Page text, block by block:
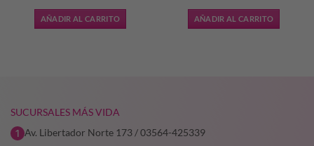
AÑADIR AL CARRITO AÑADIR AL CARRITO
SUCURSALES MÁS VIDA
Av. Libertador Norte 173 / 03564-425339